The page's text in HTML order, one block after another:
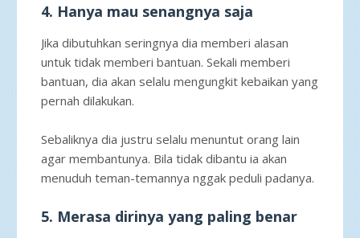
4. Hanya mau senangnya saja
Jika dibutuhkan seringnya dia memberi alasan
untuk tidak memberi bantuan. Sekali memberi
bantuan, dia akan selalu mengungkit kebaikan yang
pernah dilakukan.
Sebaliknya dia justru selalu menuntut orang lain
agar membantunya. Bila tidak dibantu ia akan
menuduh teman-temannya nggak peduli padanya.
5. Merasa dirinya yang paling benar